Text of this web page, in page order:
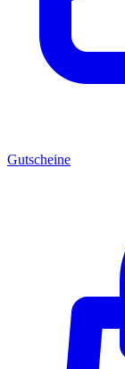
Gutscheine